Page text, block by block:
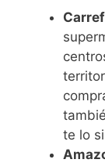
te lo